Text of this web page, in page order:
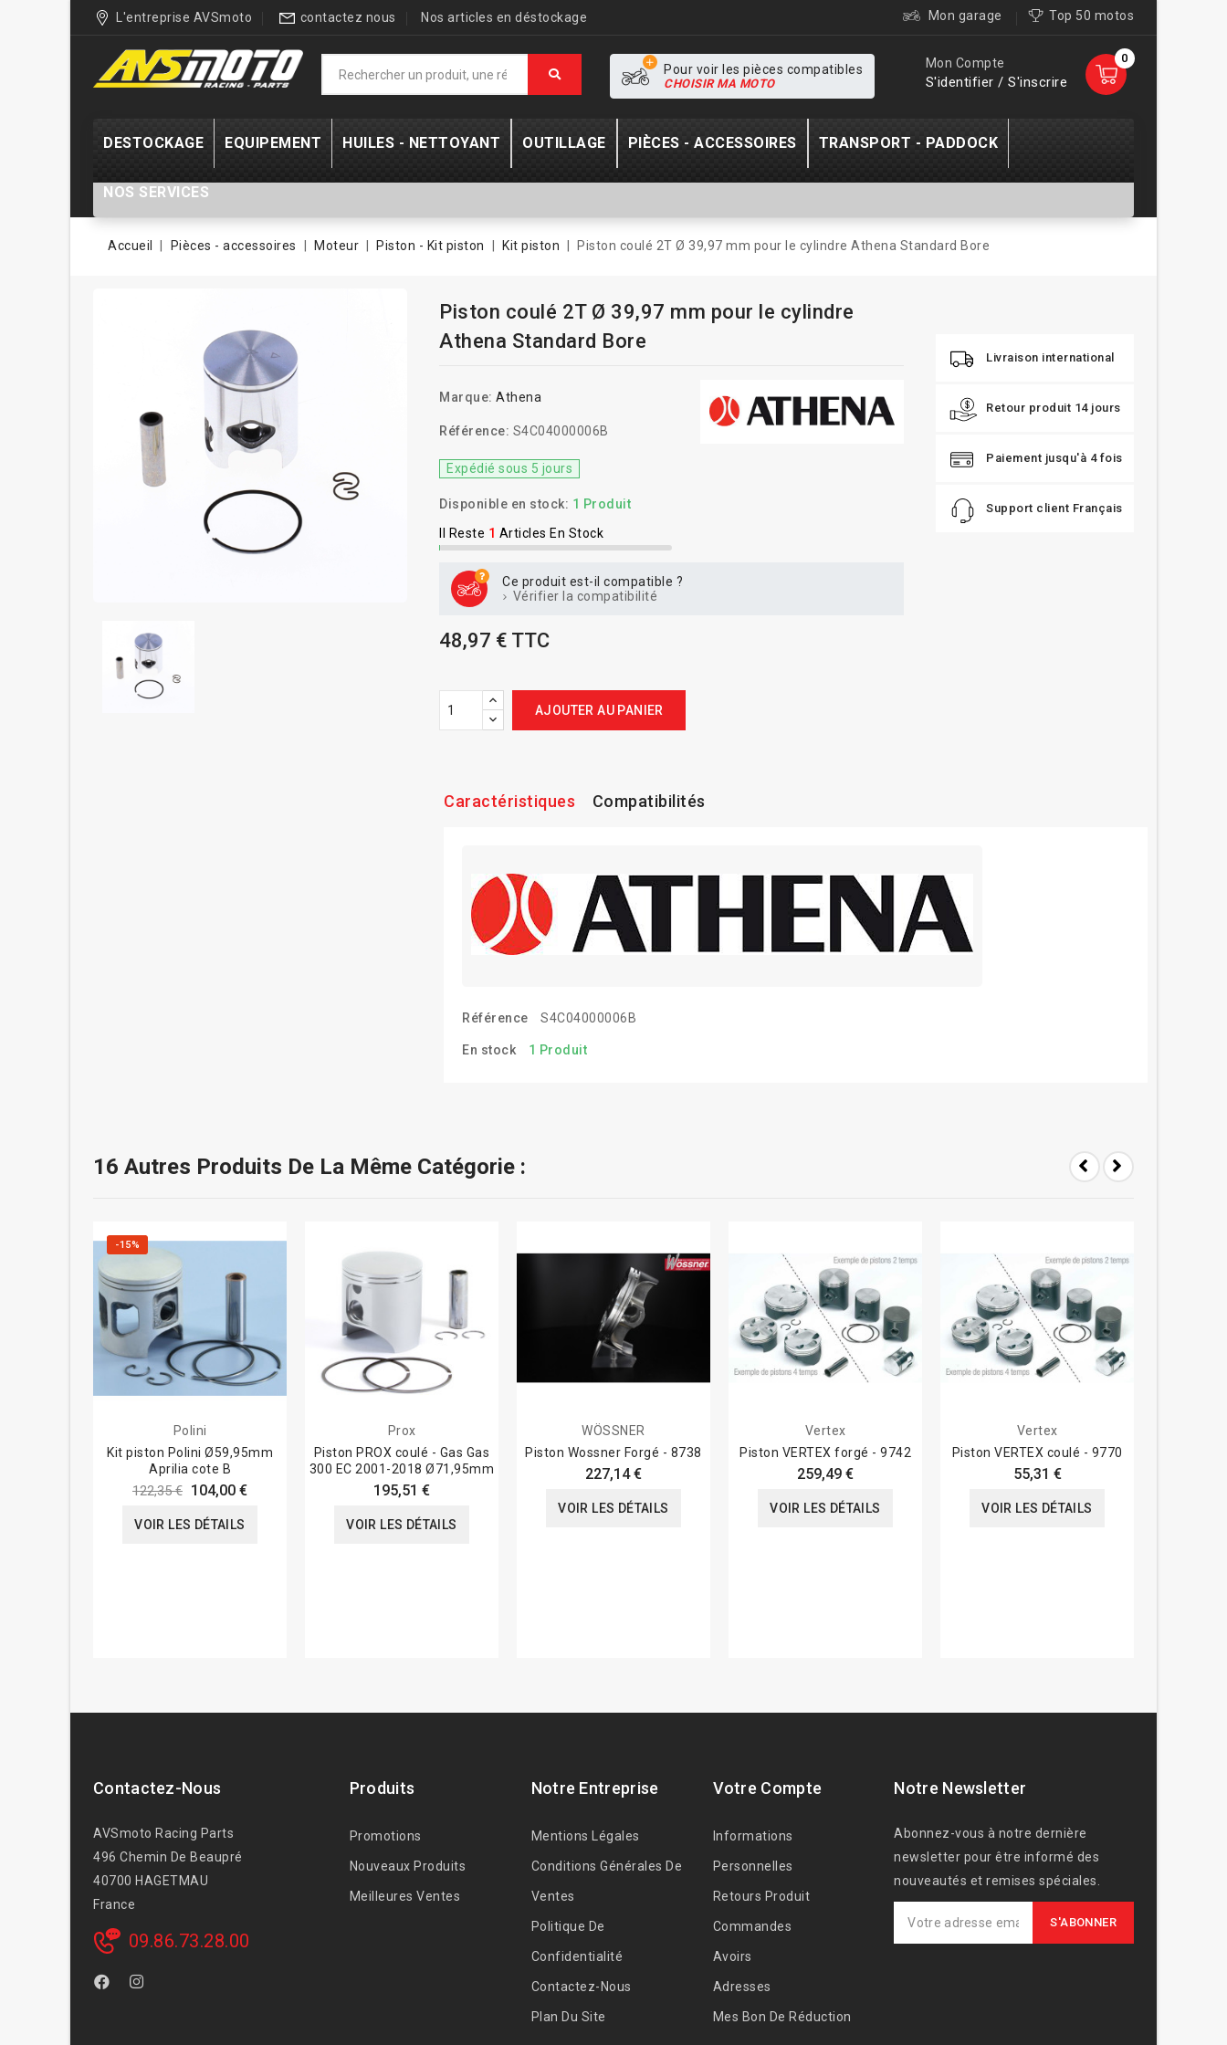
L'entreprise AVSmoto contactez nous Nos articles en déstockage Mon garage Top 50 motos
0
Mon Compte
S'identifier / S'inscrire
Pour voir les pièces compatibles
CHOISIR MA MOTO
DESTOCKAGE EQUIPEMENT HUILES - NETTOYANT OUTILLAGE PIÈCES - ACCESSOIRES TRANSPORT - PADDOCK
NOS SERVICES
Accueil Pièces - accessoires Moteur Piston - Kit piston Kit piston Piston coulé 2T Ø 39,97 mm pour le cylindre Athena Standard Bore
Piston coulé 2T Ø 39,97 mm pour le cylindre
Athena Standard Bore
Marque: Athena
Référence: S4C04000006B
Expédié sous 5 jours
Disponible en stock: 1 Produit
Il Reste 1 Articles En Stock
Ce produit est-il compatible ?
Vérifier la compatibilité
48,97 € TTC
AJOUTER AU PANIER
Livraison international
Retour produit 14 jours
Paiement jusqu'à 4 fois
Support client Français
Caractéristiques Compatibilités
Référence S4C04000006B
En stock 1 Produit
16 Autres Produits De La Même Catégorie :
-15%
Polini
Kit piston Polini Ø59,95mm
Aprilia cote B
122,35 € 104,00 €
VOIR LES DÉTAILS
Prox
Piston PROX coulé - Gas Gas
300 EC 2001-2018 Ø71,95mm
195,51 €
VOIR LES DÉTAILS
WÖSSNER
Piston Wossner Forgé - 8738
227,14 €
VOIR LES DÉTAILS
Vertex
Piston VERTEX forgé - 9742
259,49 €
VOIR LES DÉTAILS
Vertex
Piston VERTEX coulé - 9770
55,31 €
VOIR LES DÉTAILS
Contactez-Nous
AVSmoto Racing Parts
496 Chemin De Beaupré
40700 HAGETMAU
France
09.86.73.28.00
Produits
Promotions
Nouveaux Produits
Meilleures Ventes
Notre Entreprise
Mentions Légales
Conditions Générales De
Ventes
Politique De
Confidentialité
Contactez-Nous
Plan Du Site
Votre Compte
Informations
Personnelles
Retours Produit
Commandes
Avoirs
Adresses
Mes Bon De Réduction
Notre Newsletter
Abonnez-vous à notre dernière
newsletter pour être informé des
nouveautés et remises spéciales.